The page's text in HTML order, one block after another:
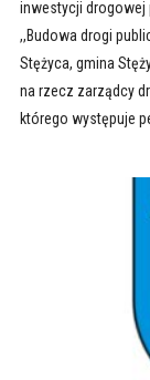
inwestycji drogowej
,,Budowa drogi
Stężyca, gmina
na rzecz zarządcy
którego występuje